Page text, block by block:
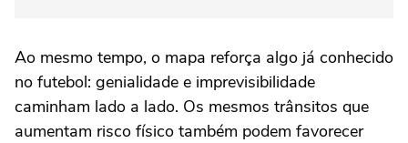
Ao mesmo tempo, o mapa reforça algo já conhecido
no futebol: genialidade e imprevisibilidade
caminham lado a lado. Os mesmos trânsitos que
aumentam risco físico também podem favorecer